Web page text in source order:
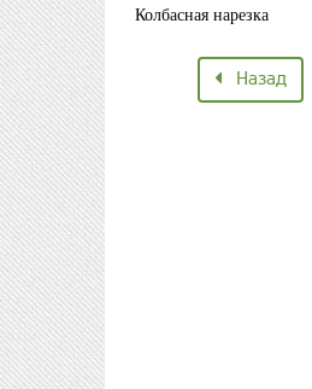
Колбасная нарезка
Назад